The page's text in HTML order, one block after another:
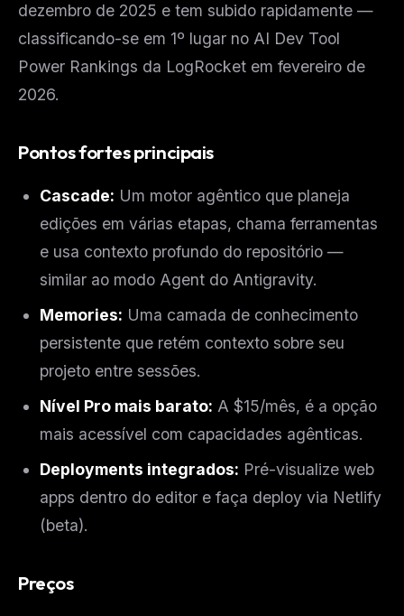
dezembro de 2025 e tem subido rapidamente —
classificando-se em 1º lugar no AI Dev Tool
Power Rankings da LogRocket em fevereiro de
2026.
Pontos fortes principais
Cascade: Um motor agêntico que planeja
edições em várias etapas, chama ferramentas
e usa contexto profundo do repositório —
similar ao modo Agent do Antigravity.
Memories: Uma camada de conhecimento
persistente que retém contexto sobre seu
projeto entre sessões.
Nível Pro mais barato: A $15/mês, é a opção
mais acessível com capacidades agênticas.
Deployments integrados: Pré-visualize web
apps dentro do editor e faça deploy via Netlify
(beta).
Preços